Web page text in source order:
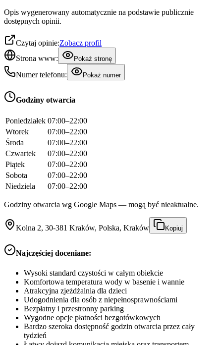
Opis wygenerowany automatycznie na podstawie publicznie
dostępnych opinii.
Czytaj opinie:Zobacz profil
Strona www:
Pokaż stronę
Numer telefonu: Pokaż numer
Godziny otwarcia
Poniedziałek 07:00–22:00
Wtorek
07:00–22:00
Środa
07:00–22:00
Czwartek
07:00–22:00
Piątek
07:00–22:00
Sobota
07:00–22:00
Niedziela
07:00–22:00
Godziny otwarcia wg Google Maps — mogą być nieaktualne.
Kolna 2, 30-381 Kraków, Polska, Kraków Kopiuj
Najczęściej doceniane:
Wysoki standard czystości w całym obiekcie
Komfortowa temperatura wody w basenie i wannie
Atrakcyjna zjeżdżalnia dla dzieci
Udogodnienia dla osób z niepełnosprawnościami
Bezpłatny i przestronny parking
Wygodne opcje płatności bezgotówkowych
Bardzo szeroka dostępność godzin otwarcia przez cały
tydzień